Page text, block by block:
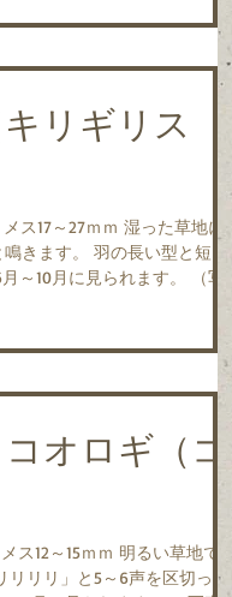
リギリス
ｍ 湿った草地に生
の長い型と短い
オロギ（コ
ｍ 明るい草地で普